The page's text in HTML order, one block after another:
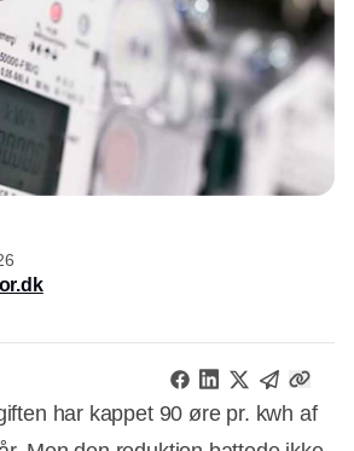
har kappet 90 øre pr. kwh af